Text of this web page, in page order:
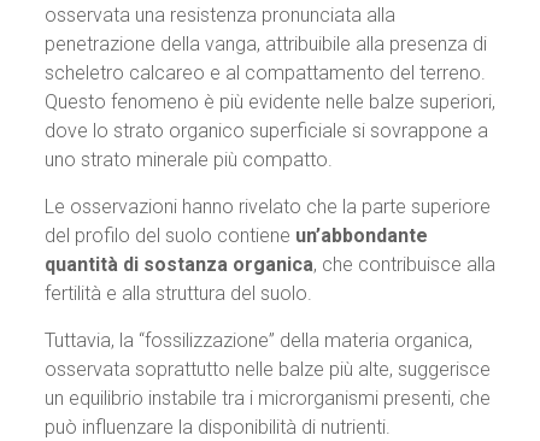
osservata una resistenza pronunciata alla
penetrazione della vanga, attribuibile alla presenza di
scheletro calcareo e al compattamento del terreno.
Questo fenomeno è più evidente nelle balze superiori,
dove lo strato organico superficiale si sovrappone a
uno strato minerale più compatto.
Le osservazioni hanno rivelato che la parte superiore
del profilo del suolo contiene un’abbondante
quantità di sostanza organica, che contribuisce alla
fertilità e alla struttura del suolo.
Tuttavia, la “fossilizzazione” della materia organica,
osservata soprattutto nelle balze più alte, suggerisce
un equilibrio instabile tra i microrganismi presenti, che
può influenzare la disponibilità di nutrienti.